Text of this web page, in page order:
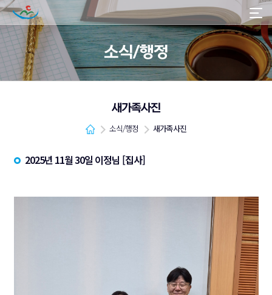
소식/행정
새가족사진
소식/행정 새가족사진
2025년 11월 30일 이정님 [집사]